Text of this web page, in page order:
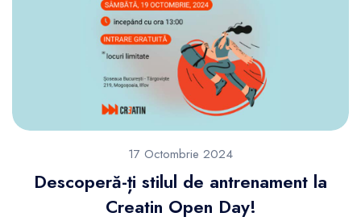
17 Octombrie 2024
Descoperă-ți stilul de antrenament la
Creatin Open Day!